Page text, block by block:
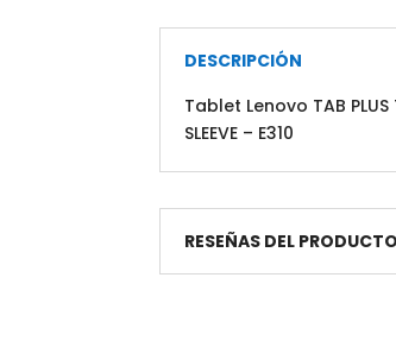
DESCRIPCIÓN
Tablet Lenovo TAB
SLEEVE – E310
RESEÑAS DEL PRODUCTO